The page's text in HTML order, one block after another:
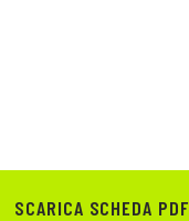
SCARICA SCHEDA PDF